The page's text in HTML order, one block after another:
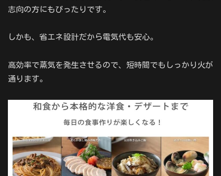
志向の方にもぴったりです。
しかも、省エネ設計だから電気代も安心。
高効率で蒸気を発生させるので、短時間でもしっかり火が
通ります。